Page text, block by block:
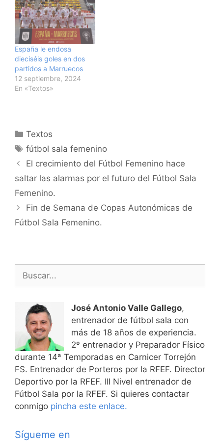
España le endosa
dieciséis goles en dos
partidos a Marruecos
12 septiembre, 2024
En «Textos»
Categorías
Textos
Etiquetas
fútbol sala femenino
Navegación
El crecimiento del Fútbol Femenino hace
saltar las alarmas por el futuro del Fútbol Sala
Femenino.
Fin de Semana de Copas Autonómicas de
Fútbol Sala Femenino.
José Antonio Valle Gallego,
entrenador de fútbol sala con
más de 18 años de experiencia.
2º entrenador y Preparador Físico
durante 14ª Temporadas en Carnicer Torrejón
FS. Entrenador de Porteros por la RFEF. Director
Deportivo por la RFEF. III Nivel entrenador de
Fútbol Sala por la RFEF. Si quieres contactar
conmigo pincha este enlace.
Sígueme en